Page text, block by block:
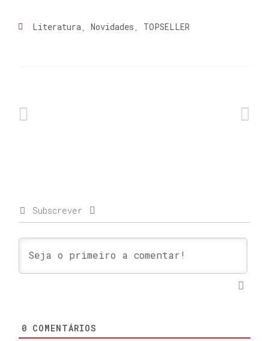
Literatura Novidades TOPSELLER
Subscrever
0 COMENTÁRIOS